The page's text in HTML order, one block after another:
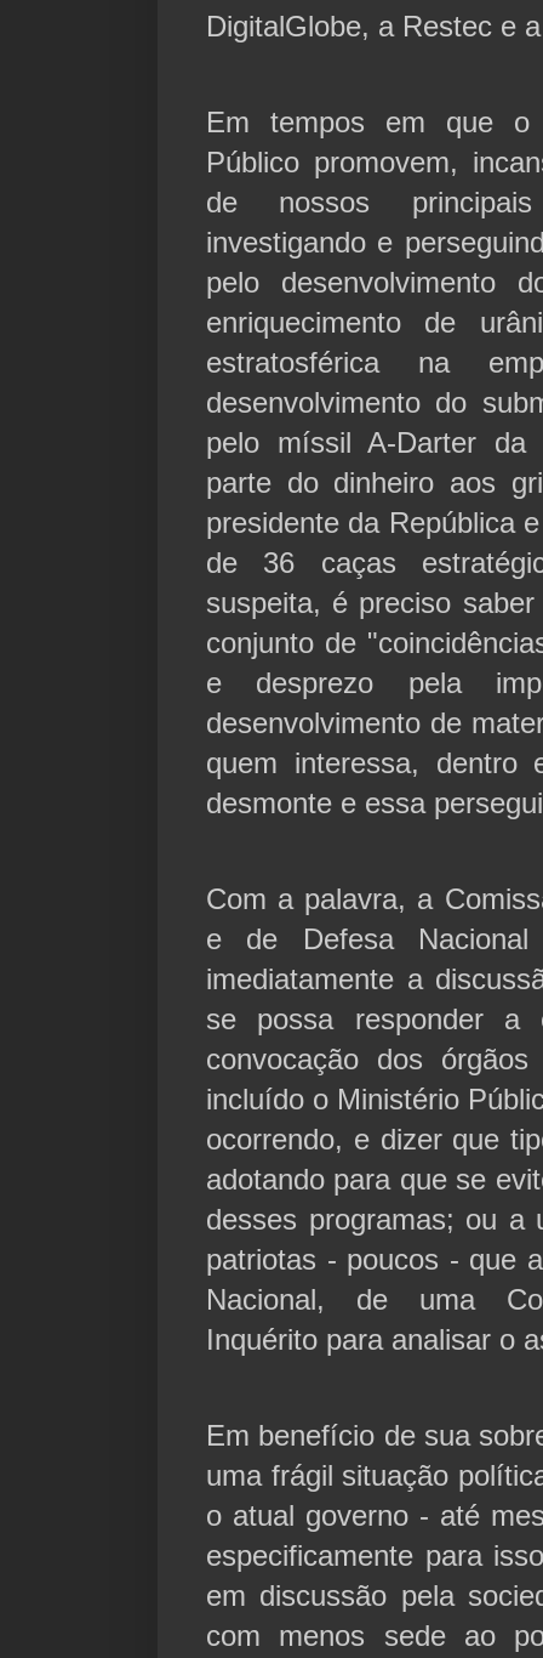
DigitalGlobe, a Restec e
Em tempos em que o
Público promovem,
de nossos
investigando e
pelo desenvolvimento
enriquecimento de
estratosférica na
desenvolvimento do
pelo míssil A-Darter da
parte do dinheiro aos
presidente da República
de 36 caças
suspeita, é preciso
conjunto de
e desprezo pela
desenvolvimento de
quem interessa,
desmonte e essa
Com a palavra, a
e de Defesa
imediatamente a
se possa responder a
convocação dos
incluído o Ministério
ocorrendo, e dizer que
adotando para que se
desses programas; ou a
patriotas - poucos - que
Nacional, de uma
Inquérito para analisar o
Em benefício de sua
uma frágil situação
o atual governo - até
especificamente para
em discussão pela
com menos sede ao